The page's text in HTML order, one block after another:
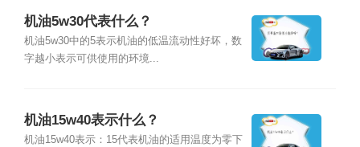
机油5w30代表什么？
机油5w30中的5表示机油的低温流动性好坏，数
字越小表示可供使用的环境...
机油15w40表示什么？
机油15w40表示：15代表机油的适用温度为零下